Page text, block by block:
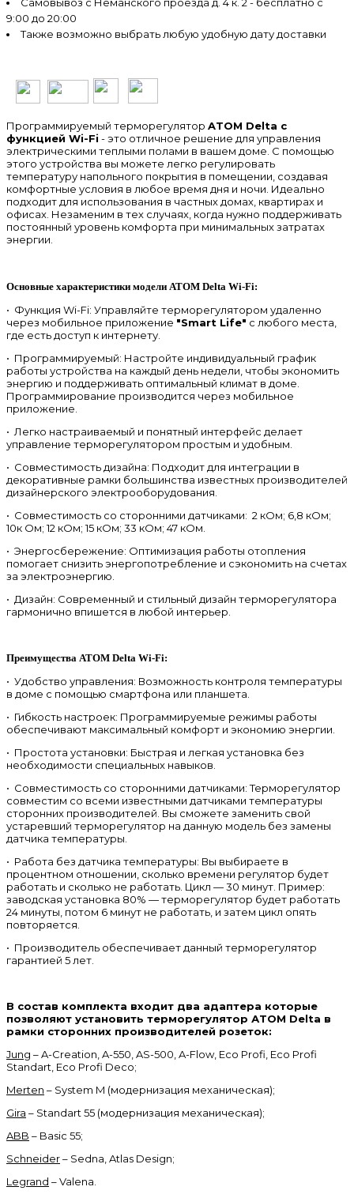
9:00 до 20:00
Также возможно выбрать любую удобную дату доставки
Программируемый терморегулятор ATOM Delta с
функцией Wi-Fi - это отличное решение для управления
электрическими теплыми полами в вашем доме. С помощью
этого устройства вы можете легко регулировать
температуру напольного покрытия в помещении, создавая
комфортные условия в любое время дня и ночи. Идеально
подходит для использования в частных домах, квартирах и
офисах. Незаменим в тех случаях, когда нужно поддерживать
постоянный уровень комфорта при минимальных затратах
энергии.
Основные характеристики модели ATOM Delta Wi-Fi:
• Функция Wi-Fi: Управляйте терморегулятором удаленно
через мобильное приложение "Smart Life" с любого места,
где есть доступ к интернету.
• Программируемый: Настройте индивидуальный график
работы устройства на каждый день недели, чтобы экономить
энергию и поддерживать оптимальный климат в доме.
Программирование производится через мобильное
приложение.
• Легко настраиваемый и понятный интерфейс делает
управление терморегулятором простым и удобным.
• Совместимость дизайна: Подходит для интеграции в
декоративные рамки большинства известных производителей
дизайнерского электрооборудования.
• Совместимость со сторонними датчиками: 2 кОм; 6,8 кОм;
10к Ом; 12 кОм; 15 кОм; 33 кОм; 47 кОм.
• Энергосбережение: Оптимизация работы отопления
помогает снизить энергопотребление и сэкономить на счетах
за электроэнергию.
• Дизайн: Современный и стильный дизайн терморегулятора
гармонично впишется в любой интерьер.
Преимущества ATOM Delta Wi-Fi:
• Удобство управления: Возможность контроля температуры
в доме с помощью смартфона или планшета.
• Гибкость настроек: Программируемые режимы работы
обеспечивают максимальный комфорт и экономию энергии.
• Простота установки: Быстрая и легкая установка без
необходимости специальных навыков.
• Совместимость со сторонними датчиками: Терморегулятор
совместим со всеми известными датчиками температуры
сторонних производителей. Вы сможете заменить свой
устаревший терморегулятор на данную модель без замены
датчика температуры.
• Работа без датчика температуры: Вы выбираете в
процентном отношении, сколько времени регулятор будет
работать и сколько не работать. Цикл — 30 минут. Пример:
заводская установка 80% — терморегулятор будет работать
24 минуты, потом 6 минут не работать, и затем цикл опять
повторяется.
• Производитель обеспечивает данный терморегулятор
гарантией 5 лет.
В состав комплекта входит два адаптера которые
позволяют установить терморегулятор АТОМ Delta в
рамки сторонних производителей розеток:
Jung – A-Creation, A-550, AS-500, A-Flow, Eco Profi, Eco Profi
Standart, Eco Profi Deco;
Merten – System M (модернизация механическая);
Gira – Standart 55 (модернизация механическая);
ABB – Basic 55;
Schneider– Sedna, Atlas Design;
Legrand – Valena.